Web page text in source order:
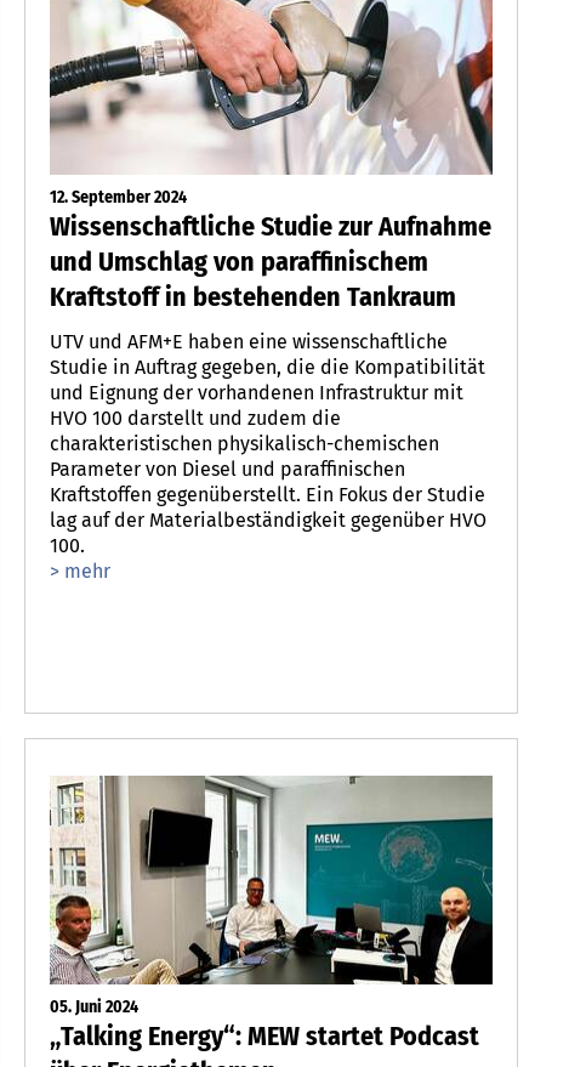
12. September 2024
Wissenschaftliche Studie zur Aufnahme
und Umschlag von paraffinischem
Kraftstoff in bestehenden Tankraum
UTV und AFM+E haben eine wissenschaftliche
Studie in Auftrag gegeben, die die Kompatibilität
und Eignung der vorhandenen Infrastruktur mit
HVO 100 darstellt und zudem die
charakteristischen physikalisch-chemischen
Parameter von Diesel und paraffinischen
Kraftstoffen gegenüberstellt. Ein Fokus der Studie
lag auf der Materialbeständigkeit gegenüber HVO
100.
> mehr
05. Juni 2024
„Talking Energy“: MEW startet Podcast